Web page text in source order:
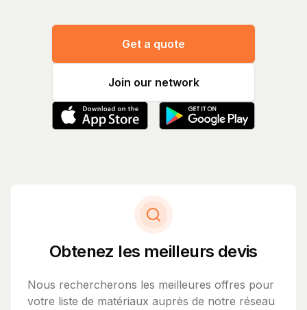
Get a quote
Join our network
Obtenez les meilleurs devis
Nous rechercherons les meilleures offres pour
votre liste de matériaux auprès de notre réseau